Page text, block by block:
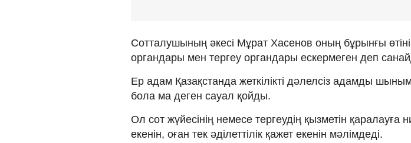
Сотталушының әкесі Мұрат Хасенов оның бұрынғы
органдары мен тергеу органдары ескермеген деп
Ер адам Қазақстанда жеткілікті дәлелсіз адамды
бола ма деген сауал қойды.
Ол сот жүйесінің немесе тергеудің қызметін қаралауға
екенін, оған тек әділеттілік қажет екенін мәлімдеді.